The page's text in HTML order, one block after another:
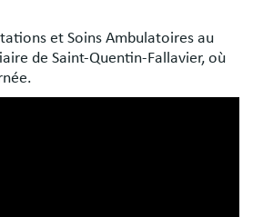
et Soins Ambulatoires au
de Saint-Quentin-Fallavier, où